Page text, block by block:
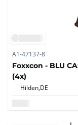
A1-47137-8
Foxxcon - BLU
(4x)
Hilden,DE